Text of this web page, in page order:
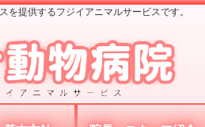
提供するフジイアニマルサービスです。